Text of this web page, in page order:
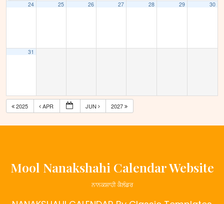
24 25 26 27 28 29 30
31
2025 APR JUN 2027
Mool Nanakshahi Calendar Website
ਨਾਨਕਸ਼ਾਹੀ ਕੈਲੰਡਰ